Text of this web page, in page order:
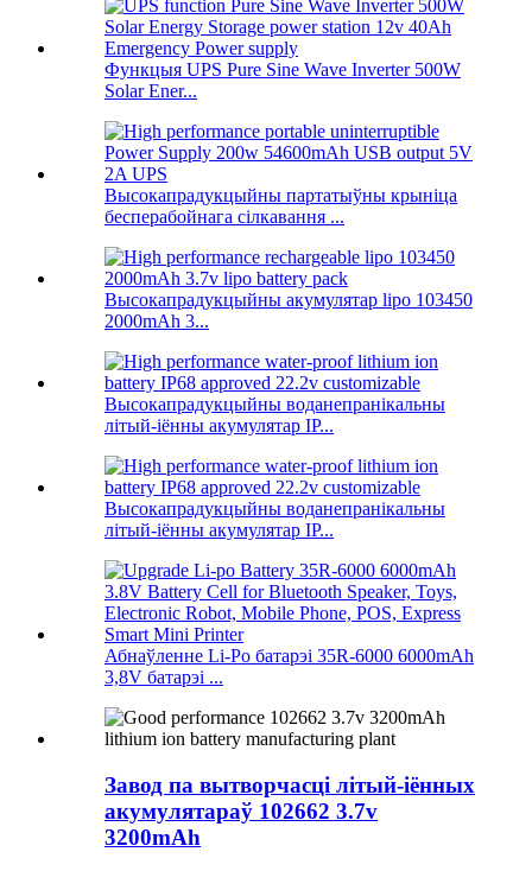
Функцыя UPS Pure Sine Wave Inverter 500W
Solar Ener...
Высокапрадукцыйны партатыўны крыніца
бесперабойнага сілкавання ...
Высокапрадукцыйны акумулятар lipo 103450
2000mAh 3...
Высокапрадукцыйны воданепранікальны
літый-іённы акумулятар IP...
Высокапрадукцыйны воданепранікальны
літый-іённы акумулятар IP...
Абнаўленне Li-Po батарэі 35R-6000 6000mAh
3,8V батарэі ...
Завод па вытворчасці літый-іённых
акумулятараў 102662 3.7v
3200mAh